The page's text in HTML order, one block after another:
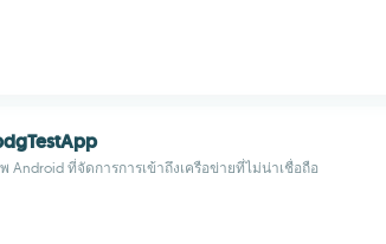
Android ที่จัดการการเข้าถึงเครือข่ายที่ไม่น่าเชื่อถือ